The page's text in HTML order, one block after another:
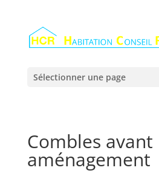
Sélectionner une page
Combles avant
aménagement